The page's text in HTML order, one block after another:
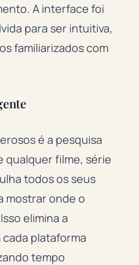
A interface foi
para ser intuitiva,
familiarizados com
é a pesquisa
qualquer filme, série
todos os seus
mostrar onde o
elimina a
plataforma
tempo